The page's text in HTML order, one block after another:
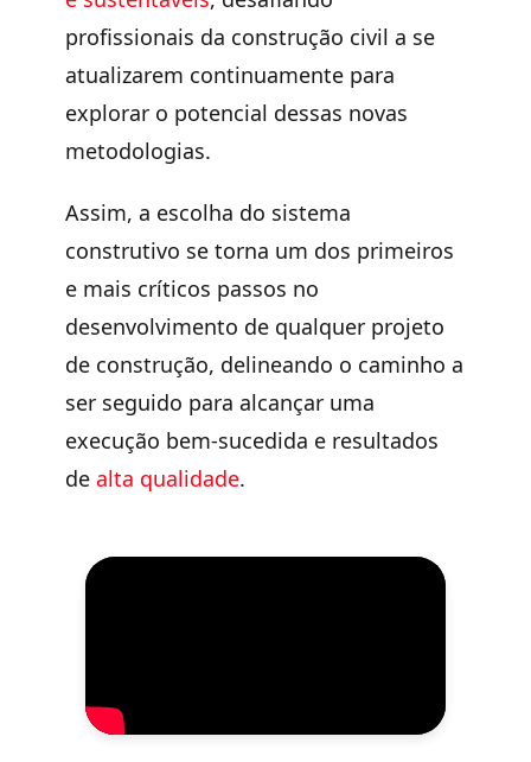
profissionais da construção civil a se
atualizarem continuamente para
explorar o potencial dessas novas
metodologias.
Assim, a escolha do sistema
construtivo se torna um dos primeiros
e mais críticos passos no
desenvolvimento de qualquer projeto
de construção, delineando o caminho a
ser seguido para alcançar uma
execução bem-sucedida e resultados
de alta qualidade.